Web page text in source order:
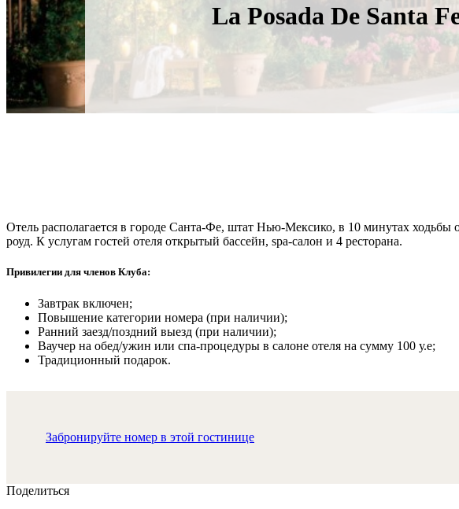
La Posada De Santa
Отель располагается в городе Санта-Фе, штат Нью-Мексико, в 10 минутах
роуд. К услугам гостей отеля открытый бассейн, spa-салон и 4 ресторана.
Привилегии для членов Клуба:
Завтрак включен;
Повышение категории номера (при наличии);
Ранний заезд/поздний выезд (при наличии);
Ваучер на обед/ужин или спа-процедуры в салоне отеля на сумму 100 у.е;
Традиционный подарок.
Забронируйте номер в этой гостинице
Поделиться